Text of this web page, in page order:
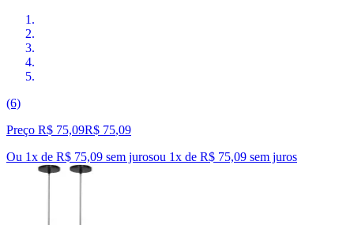
(6)
Preço R$ 75,09R$ 75,09
Ou 1x de R$ 75,09 sem jurosou 1x de R$ 75,09 sem juros